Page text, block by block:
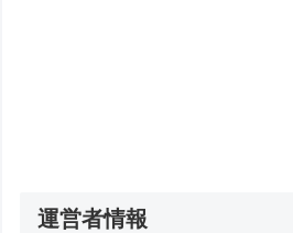
運営者情報